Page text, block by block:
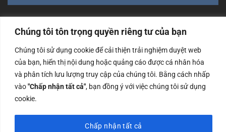
Chúng tôi tôn trọng quyền riêng tư của bạn
Chúng tôi sử dụng cookie để cải thiện trải nghiệm duyệt web
của bạn, hiển thị nội dung hoặc quảng cáo được cá nhân hóa
và phân tích lưu lượng truy cập của chúng tôi. Bằng cách nhấp
vào"Chấp nhận tất cả", bạn đồng ý với việc chúng tôi sử dụng
cookie.
Chấp nhận tất cả
Công ty TNHH Nam Bình Xương - Số ĐKKD: 0108783483
cấp ngày 14/06/2019 bởi Sở Kế Hoạch và Đầu Tư Tp. Hà
Nội
Copyrights @2023 Nam Binh Xuong. All Rights Reserved